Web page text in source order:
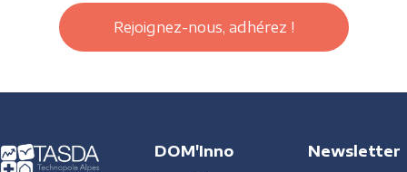
Rejoignez-nous, adhérez !
DOM'Inno Newsletter